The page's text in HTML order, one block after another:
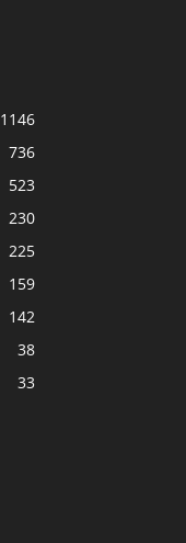
1146
736
523
230
225
159
142
38
33